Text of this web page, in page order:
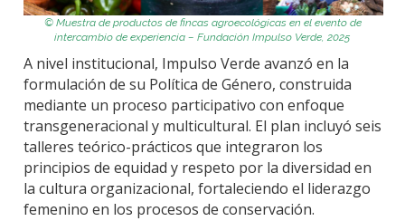
© Muestra de productos de fincas agroecológicas en el evento de
intercambio de experiencia – Fundación Impulso Verde, 2025
A nivel institucional, Impulso Verde avanzó en la
formulación de su Política de Género, construida
mediante un proceso participativo con enfoque
transgeneracional y multicultural. El plan incluyó seis
talleres teórico-prácticos que integraron los
principios de equidad y respeto por la diversidad en
la cultura organizacional, fortaleciendo el liderazgo
femenino en los procesos de conservación.